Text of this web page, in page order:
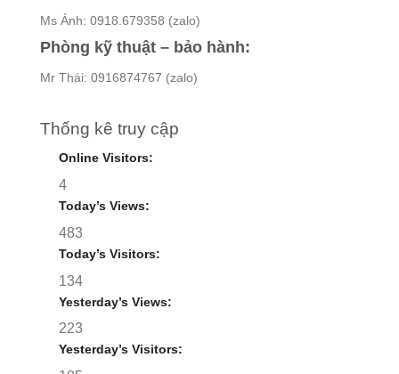
Ms Ánh: 0918.679358 (zalo)
Phòng kỹ thuật – bảo hành:
Mr Thái: 0916874767 (zalo)
Thống kê truy cập
Online Visitors:
4
Today’s Views:
483
Today’s Visitors:
134
Yesterday’s Views:
223
Yesterday’s Visitors: